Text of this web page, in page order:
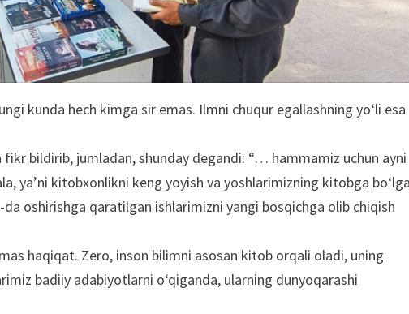
kunda hech kimga sir emas. Ilmni chuqur egallashning yoʻli esa
bildirib, jumladan, shunday degandi: “… hammamiz uchun ayni
yaʼni kitobxonlikni keng yoyish va yoshlarimizning kitobga
oshirishga qaratilgan ishlarimizni yangi bosqichga olib chiqish
haqiqat. Zero, inson bilimni asosan kitob orqali oladi, uning
badiiy adabiyotlarni oʻqiganda, ularning dunyoqarashi